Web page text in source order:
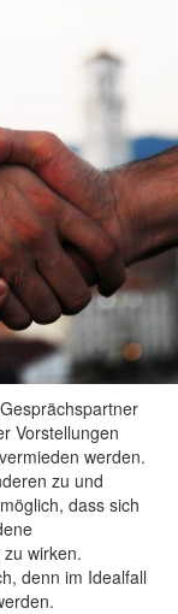
Vorstellungen
werden.
zu und
dass sich
wirken.
denn im Idealfall